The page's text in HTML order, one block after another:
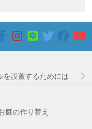
を設置するためには
の作り替え